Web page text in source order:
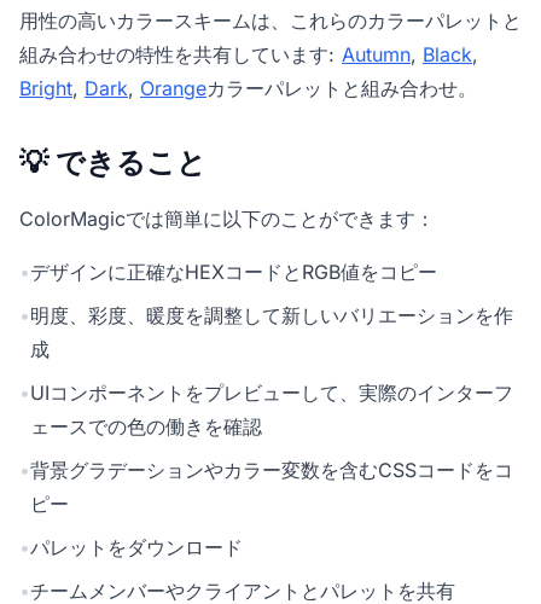
用性の高いカラースキームは、これらのカラーパレットと
組み合わせの特性を共有しています: Autumn, Black,
Bright, Dark, Orangeカラーパレットと組み合わせ。
💡 できること
ColorMagicでは簡単に以下のことができます：
•デザインに正確なHEXコードとRGB値をコピー
•明度、彩度、暖度を調整して新しいバリエーションを作
成
•UIコンポーネントをプレビューして、実際のインターフ
ェースでの色の働きを確認
•背景グラデーションやカラー変数を含むCSSコードをコ
ピー
•パレットをダウンロード
•チームメンバーやクライアントとパレットを共有